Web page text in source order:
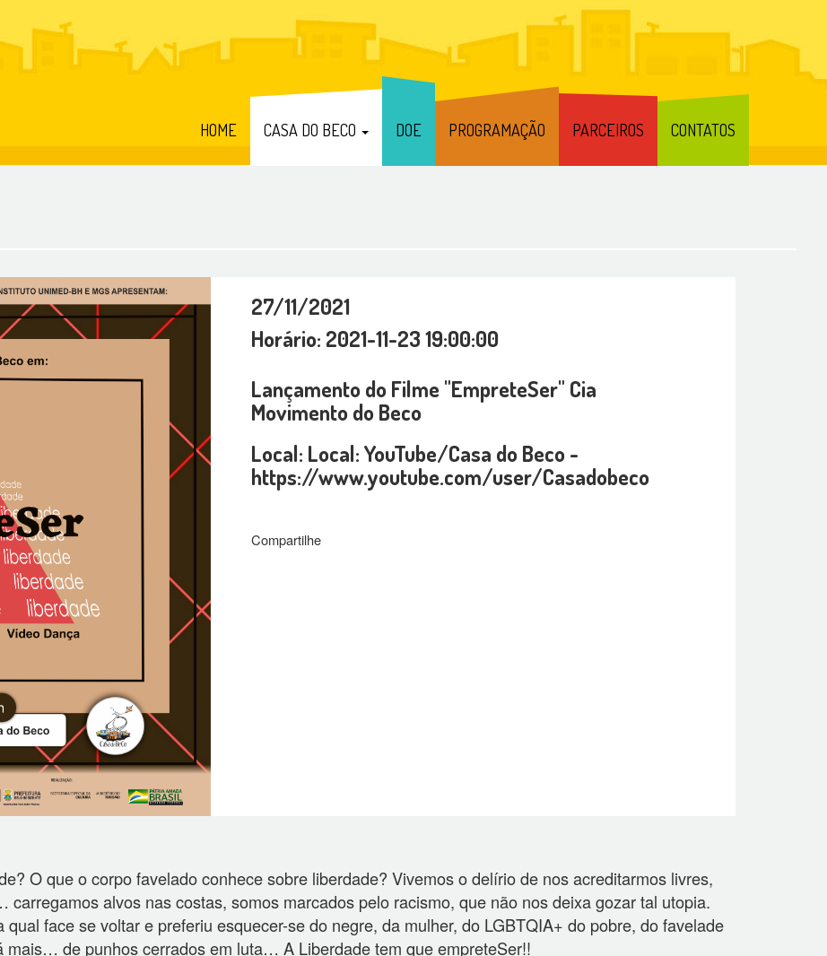
HOME CASA DO BECO DOE PROGRAMAÇÃO PARCEIROS CONTATOS
27/11/2021
Horário: 2021-11-23 19:00:00
Lançamento do Filme "EmpreteSer" Cia
Movimento do Beco
Local: Local: YouTube/Casa do Beco -
https://www.youtube.com/user/Casadobeco
Compartilhe
O que o corpo favelado conhece sobre liberdade? Vivemos o delírio de nos acreditarmos livres,
alvos nas costas, somos marcados pelo racismo, que não nos deixa gozar tal utopia.
face se voltar e preferiu esquecer-se do negre, da mulher, do LGBTQIA+ do pobre, do favelade
mais… de punhos cerrados em luta… A Liberdade tem que empreteSer!!